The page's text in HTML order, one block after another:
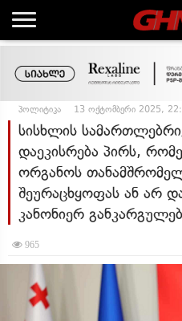
პოლიტიკა 13 ოქტომბერი 2025,
სისხლის
დაეკისრება პირს,
ორგანოს
შეურაცხყოფას ან არ
კანონიერ
965